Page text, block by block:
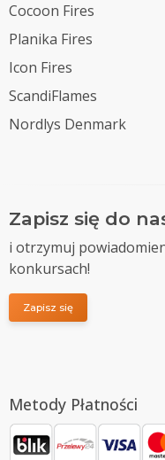
Cocoon Fires
Planika Fires
Icon Fires
ScandiFlames
Nordlys Denmark
Zapisz się do
i otrzymuj
konkursach!
Zapisz się
Metody Płatności